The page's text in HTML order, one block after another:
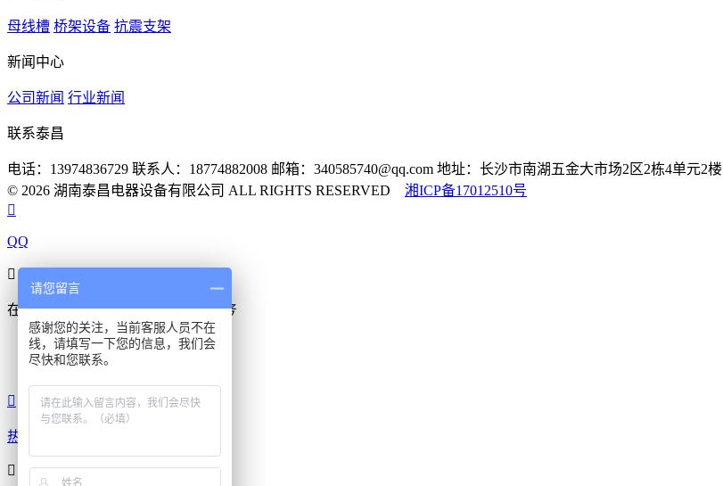
母线槽 桥架设备 抗震支架
新闻中心
公司新闻 行业新闻
联系泰昌
电话：13974836729 联系人：18774882008 邮箱：340585740@qq.com 地址：长沙市南湖五金大市场2区2栋4单元2楼
© 2026 湖南泰昌电器设备有限公司 ALL RIGHTS RESERVED 湘ICP备17012510号

QQ

在线咨询真诚为您提供专业解答服务
在线客服
在线客服

热线

请您留言
感谢您的关注，当前客服人员不在
线，请填写一下您的信息，我们会
尽快和您联系。